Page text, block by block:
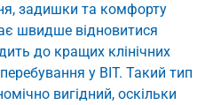
задишки та комфорту
швидше відновитися
до кращих клінічних
у ВІТ. Такий тип
вигідний, оскільки